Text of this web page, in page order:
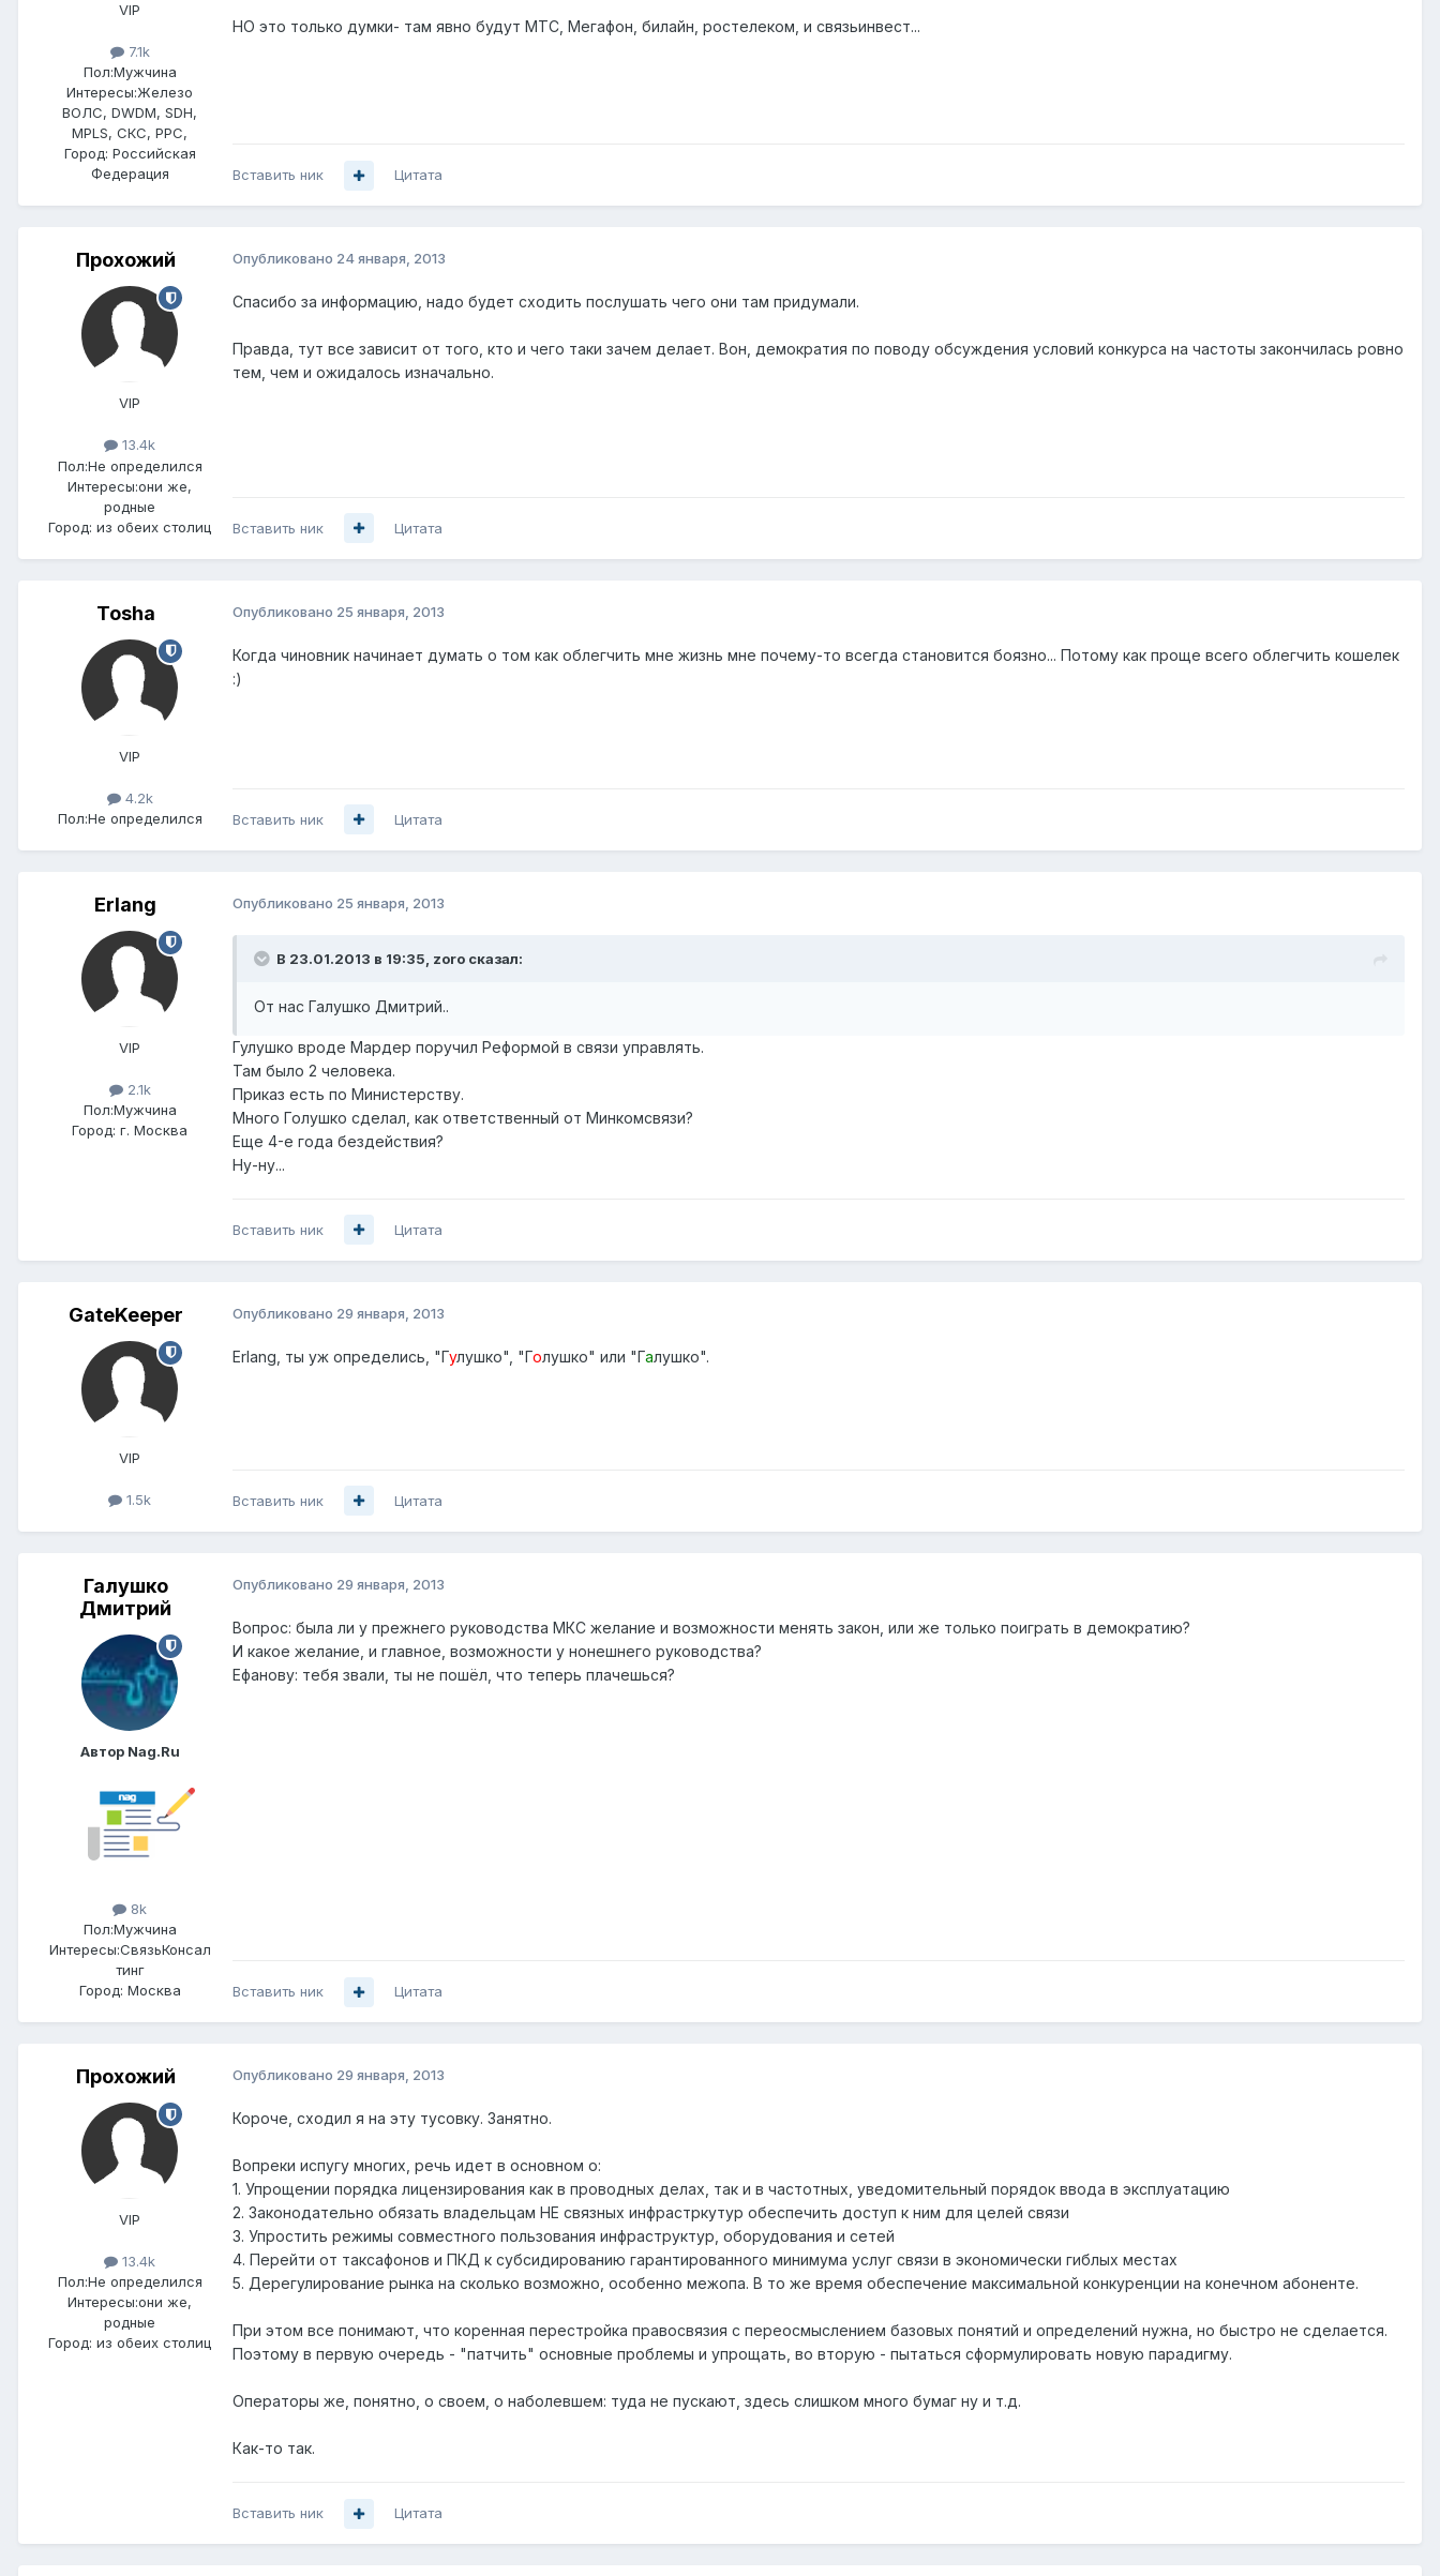
VIP
7.1k
Пол:Мужчина
Интересы:Железо
ВОЛС, DWDM, SDH,
MPLS, СКС, РРС,
Город: Российская
Федерация
НО это только думки- там явно будут МТС, Мегафон, билайн, ростелеком, и связьинвест...
Вставить ник Цитата
Прохожий
VIP
13.4k
Пол:Не определился
Интересы:они же,
родные
Город: из обеих столиц
Опубликовано 24 января, 2013
Спасибо за информацию, надо будет сходить послушать чего они там придумали.
Правда, тут все зависит от того, кто и чего таки зачем делает. Вон, демократия по поводу обсуждения условий конкурса на частоты закончилась ровно
тем, чем и ожидалось изначально.
Вставить ник Цитата
Tosha
VIP
4.2k
Пол:Не определился
Опубликовано 25 января, 2013
Когда чиновник начинает думать о том как облегчить мне жизнь мне почему-то всегда становится боязно... Потому как проще всего облегчить кошелек
:)
Вставить ник Цитата
Erlang
VIP
2.1k
Пол:Мужчина
Город: г. Москва
Опубликовано 25 января, 2013
В 23.01.2013 в 19:35, zoro сказал:
От нас Галушко Дмитрий..
Гулушко вроде Мардер поручил Реформой в связи управлять.
Там было 2 человека.
Приказ есть по Министерству.
Много Голушко сделал, как ответственный от Минкомсвязи?
Еще 4-е года бездействия?
Ну-ну...
Вставить ник Цитата
GateKeeper
VIP
1.5k
Опубликовано 29 января, 2013
Erlang, ты уж определись, "Гулушко", "Голушко" или "Галушко".
Вставить ник Цитата
Галушко
Дмитрий
Автор Nag.Ru
8k
Пол:Мужчина
Интересы:СвязьКонсал
тинг
Город: Москва
Опубликовано 29 января, 2013
Вопрос: была ли у прежнего руководства МКС желание и возможности менять закон, или же только поиграть в демократию?
И какое желание, и главное, возможности у нонешнего руководства?
Ефанову: тебя звали, ты не пошёл, что теперь плачешься?
Вставить ник Цитата
Прохожий
VIP
13.4k
Пол:Не определился
Интересы:они же,
родные
Город: из обеих столиц
Опубликовано 29 января, 2013
Короче, сходил я на эту тусовку. Занятно.
Вопреки испугу многих, речь идет в основном о:
1. Упрощении порядка лицензирования как в проводных делах, так и в частотных, уведомительный порядок ввода в эксплуатацию
2. Законодательно обязать владельцам НЕ связных инфрастркутур обеспечить доступ к ним для целей связи
3. Упростить режимы совместного пользования инфраструктур, оборудования и сетей
4. Перейти от таксафонов и ПКД к субсидированию гарантированного минимума услуг связи в экономически гиблых местах
5. Дерегулирование рынка на сколько возможно, особенно межопа. В то же время обеспечение максимальной конкуренции на конечном абоненте.
При этом все понимают, что коренная перестройка правосвязия с переосмыслением базовых понятий и определений нужна, но быстро не сделается.
Поэтому в первую очередь - "патчить" основные проблемы и упрощать, во вторую - пытаться сформулировать новую парадигму.
Операторы же, понятно, о своем, о наболевшем: туда не пускают, здесь слишком много бумаг ну и т.д.
Как-то так.
Вставить ник Цитата